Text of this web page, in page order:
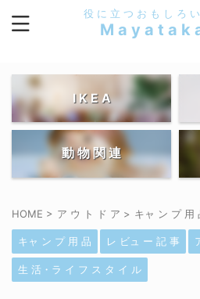
役 に 立 つ お も し ろ
M a y a t a k
I K E A
動 物 関 連
HOME > ア ウ ト ド ア > キャ ン プ 用
キャ ン プ 用 品 レ ビュ ー 記 事
生 活・ラ イ フ ス タ イ ル